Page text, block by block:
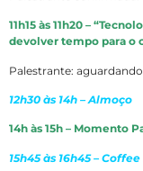
11h15 às 11h20 –
devolver tempo para o
Palestrante:
12h30 às 14h – Almoço
14h às 15h – Momento
15h45 às 16h45 –